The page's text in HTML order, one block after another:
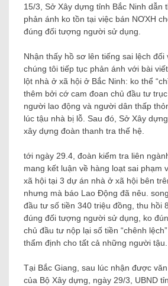
15/3, Sở Xây dựng tỉnh Bắc Ninh dẫn
phản ánh ko tồn tại việc bán NƠXH
đúng đối tượng người sử dụng.
Nhận thấy hồ sơ lên tiếng sai lệch
chúng tôi tiếp tục phản ánh với bài
lột nhà ở xã hội ở Bắc Ninh: ko thể
thêm bởi cớ cam đoan chủ đầu tư
người lao động và người dân thấp
lúc tậu nhà bị lỗ. Sau đó, Sở Xây
xây dựng đoàn thanh tra thế hệ.
tới ngày 29.4, đoàn kiểm tra liên
mang kết luận về hàng loạt sai phạm
xã hội tại 3 dự án nhà ở xã hội bên
nhưng mà báo Lao Động đã nêu.
đầu tư số tiền 340 triệu đồng, thu hồi
đúng đối tượng người sử dụng, ko
chủ đầu tư nộp lại số tiền “chênh
thẩm định cho tất cả những người
Tại Bắc Giang, sau lúc nhận được
của Bộ Xây dựng, ngày 29/3, UBND